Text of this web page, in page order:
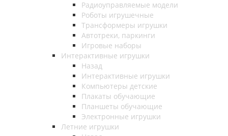
Радиоуправляемые модели
Роботы игрушечные
Трансформеры игрушки
Автотреки, паркинги
Игровые наборы
Интерактивные игрушки
Назад
Интерактивные игрушки
Компьютеры детские
Плакаты обучающие
Планшеты обучающие
Электронные игрушки
Летние игрушки